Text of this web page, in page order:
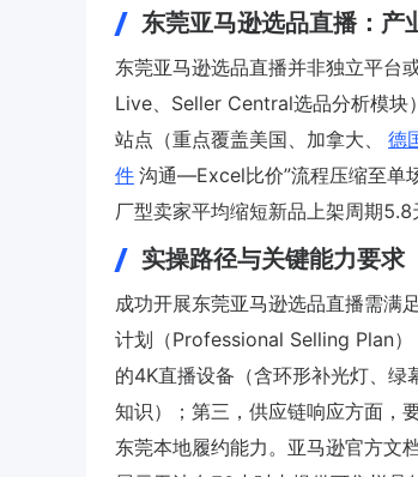
东莞亚马逊选品直播：产
东莞亚马逊选品直播并非独立平台
Live、Seller Central选品分析模块
站点（重点覆盖美国、加拿大、
德
件 沟通—Excel比价”流程压缩至单
厂型卖家平均缩短新品上架周期
实操路径与关键能力要求
成功开展东莞亚马逊选品直播需满
计划（Professional Selling Plan）
的4K直播设备（含环形补光灯、
知识）；第三，供应链响应方面，
东莞本地履约能力。亚马逊官方